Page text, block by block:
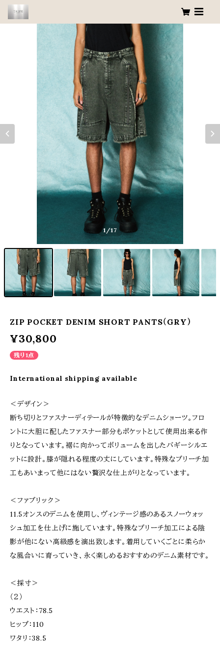
1 /17
ZIP POCKET DENIM SHORT PANTS（GRY）
¥30,800
残り1点
International shipping available
＜デザイン＞
断ち切りとファスナーディテールが特徴的なデニムショーツ。フロ
ントに大胆に配したファスナー部分もポケットとして使用出来る作
りとなっています。裾に向かってボリュームを出したバギーシルエ
ットに設計。膝が隠れる程度の丈にしています。特殊なブリーチ加
工もあいまって他にはない贅沢な仕上がりとなっています。
＜ファブリック＞
11.5オンスのデニムを使用し、ヴィンテージ感のあるスノーウォッ
シュ加工を仕上げに施しています。特殊なブリーチ加工による陰
影が他にない高級感を演出致します。着用していくごとに柔らか
な風合いに育っていき、永く楽しめるおすすめのデニム素材です。
＜採寸＞
（２）
ウエスト：78.5
ヒップ：110
ワタリ：38.5